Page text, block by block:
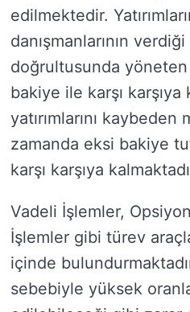
edilmektedir.
danışmanlarının
doğrultusunda
bakiye ile karşı karşıya
yatırımlarını kaybeden
zamanda eksi bakiye
karşı karşıya
Vadeli İşlemler,
İşlemler gibi türev
içinde
sebebiyle yüksek